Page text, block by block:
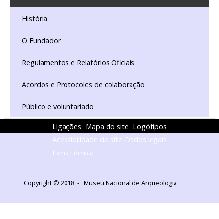
História
O Fundador
Regulamentos e Relatórios Oficiais
Acordos e Protocolos de colaboração
Público e voluntariado
Ligações Mapa do site Logótipos
Acessibilidade do site Dados legais
Ficha técnica
Copyright © 2018 - Museu Nacional de Arqueologia